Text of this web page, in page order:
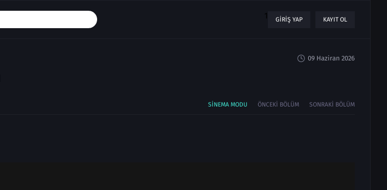
1 GIRIŞ YAP KAYIT OL
09 Haziran 2026
SINEMA MODU ÖNCEKI BÖLÜM SONRAKI BÖLÜM